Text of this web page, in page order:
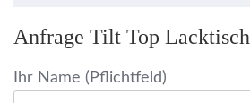
Anfrage Tilt Top Lacktisch
Ihr Name (Pflichtfeld)